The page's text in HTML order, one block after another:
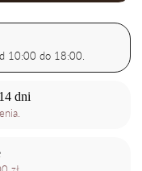
10:00 do 18:00.
dni